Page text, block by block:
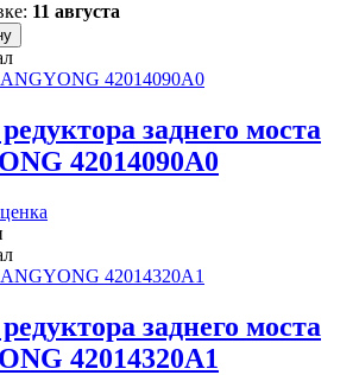
11 августа
заднего моста
42014090A0
заднего моста
42014320A1